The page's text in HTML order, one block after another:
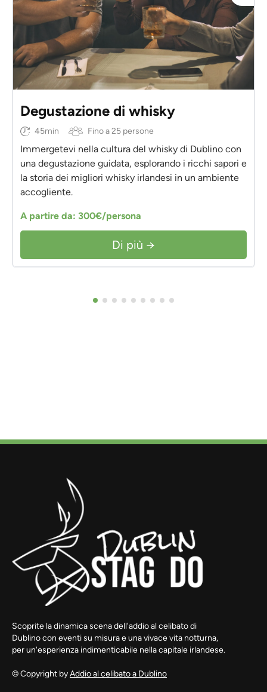
Degustazione di whisky
45min Fino a 25 persone
Immergetevi nella cultura del whisky di Dublino con
una degustazione guidata, esplorando i ricchi sapori e
la storia dei migliori whisky irlandesi in un ambiente
accogliente.
A partire da: 300€/persona
Di più →
Scoprite la dinamica scena dell'addio al celibato di
Dublino con eventi su misura e una vivace vita notturna,
per un'esperienza indimenticabile nella capitale irlandese.
© Copyright byAddio al celibato a Dublino